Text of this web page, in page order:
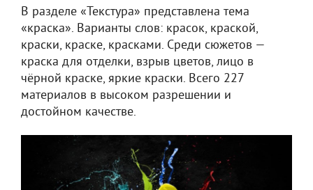
В разделе «Текстура» представлена тема
«краска». Варианты слов: красок, краской,
краски, краске, красками. Среди сюжетов —
краска для отделки, взрыв цветов, лицо в
чёрной краске, яркие краски. Всего 227
материалов в высоком разрешении и
достойном качестве.